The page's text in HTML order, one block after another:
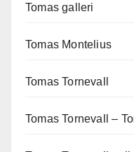
Tomas galleri
Tomas Montelius
Tomas Tornevall
Tomas Tornevall –